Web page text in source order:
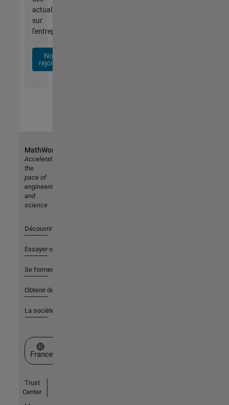
actualités
sur
l'entreprise.
Nous
rejoindre
MathWorks
Accelerating
the
pace of
engineering
and
science
Découvrir les produits
Essayer ou acheter
Se former
Obtenir de l'aide
La société
Sélectionner un site web
France
Trust
Center